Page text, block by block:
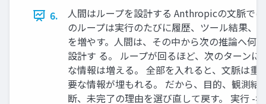
6.
人間はループを設計する Anthropicの文脈で
のループは実行のたびに履歴、ツール結果、
を増やす。人間は、その中から次の推論へ何
設計す る。 ループが回るほど、次のターンに
な情報は増える。 全部を入れると、文脈は重
要な情報が埋もれる。 だから、目的、観測結
断、未完了の理由を選び直して戻す。 実行 ->